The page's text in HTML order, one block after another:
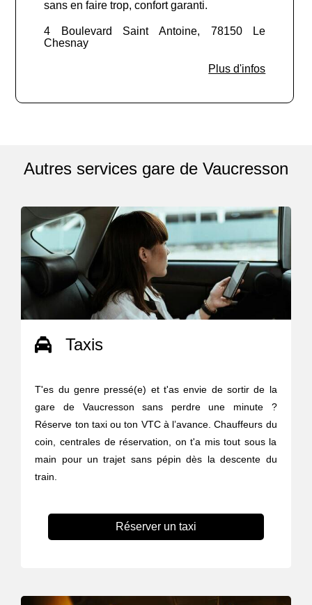
sans en faire trop, confort garanti.
4 Boulevard Saint Antoine, 78150 Le
Chesnay
Plus d'infos
Autres services gare de Vaucresson
Taxis
T'es du genre pressé(e) et t'as envie de sortir de la
gare de Vaucresson sans perdre une minute ?
Réserve ton taxi ou ton VTC à l’avance. Chauffeurs du
coin, centrales de réservation, on t'a mis tout sous la
main pour un trajet sans pépin dès la descente du
train.
Réserver un taxi